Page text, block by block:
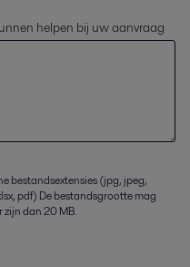
helpen bij uw aanvraag
bestandsextensies (jpg, jpeg,
pdf) De bestandsgrootte mag
zijn dan 20 MB.